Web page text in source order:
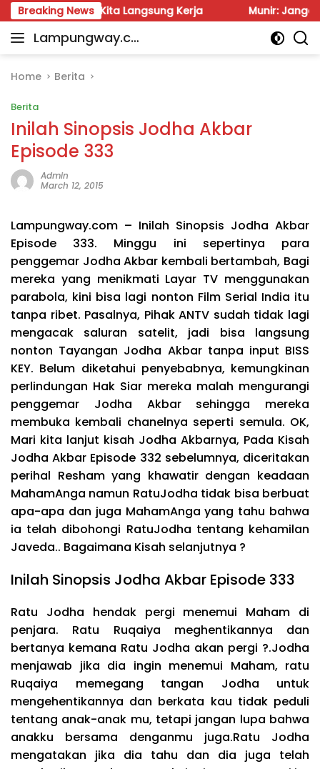
Skip
to
content
Breaking News
Kita Langsung Kerja Munir: Jangan Dalih
Lampungway.co
Portal
Daerah
Terpercaya
dan
Terupdate
Home Berita
Berita
Inilah Sinopsis Jodha Akbar
Episode 333
Admin
March 12, 2015
Lampungway.com – Inilah Sinopsis Jodha Akbar
Episode 333. Minggu ini sepertinya para
penggemar Jodha Akbar kembali bertambah, Bagi
mereka yang menikmati Layar TV menggunakan
parabola, kini bisa lagi nonton Film Serial India itu
tanpa ribet. Pasalnya, Pihak ANTV sudah tidak lagi
mengacak saluran satelit, jadi bisa langsung
nonton Tayangan Jodha Akbar tanpa input BISS
KEY. Belum diketahui penyebabnya, kemungkinan
perlindungan Hak Siar mereka malah mengurangi
penggemar Jodha Akbar sehingga mereka
membuka kembali chanelnya seperti semula. OK,
Mari kita lanjut kisah Jodha Akbarnya, Pada Kisah
Jodha Akbar Episode 332 sebelumnya, diceritakan
perihal Resham yang khawatir dengan keadaan
MahamAnga namun RatuJodha tidak bisa berbuat
apa-apa dan juga MahamAnga yang tahu bahwa
ia telah dibohongi RatuJodha tentang kehamilan
Javeda.. Bagaimana Kisah selanjutnya ?
Inilah Sinopsis Jodha Akbar Episode 333
Ratu Jodha hendak pergi menemui Maham di
penjara. Ratu Ruqaiya meghentikannya dan
bertanya kemana Ratu Jodha akan pergi ?.Jodha
menjawab jika dia ingin menemui Maham, ratu
Ruqaiya memegang tangan Jodha untuk
mengehentikannya dan berkata kau tidak peduli
tentang anak-anak mu, tetapi jangan lupa bahwa
anakku bersama denganmu juga.Ratu Jodha
mengatakan jika dia tahu dan dia juga telah